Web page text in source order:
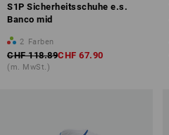
S1P Sicherheitsschuhe e.s.
Banco mid
2 Farben
CHF 118.89CHF 67.90
(m. MwSt.)